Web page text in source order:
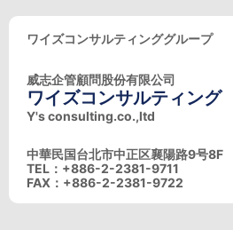
ワイズコンサルティンググループ
威志企管顧問股份有限公司
ワイズコンサルティング
Y's consulting.co.,ltd
中華民国台北市中正区襄陽路9号8F
TEL：+886-2-2381-9711
FAX：+886-2-2381-9722